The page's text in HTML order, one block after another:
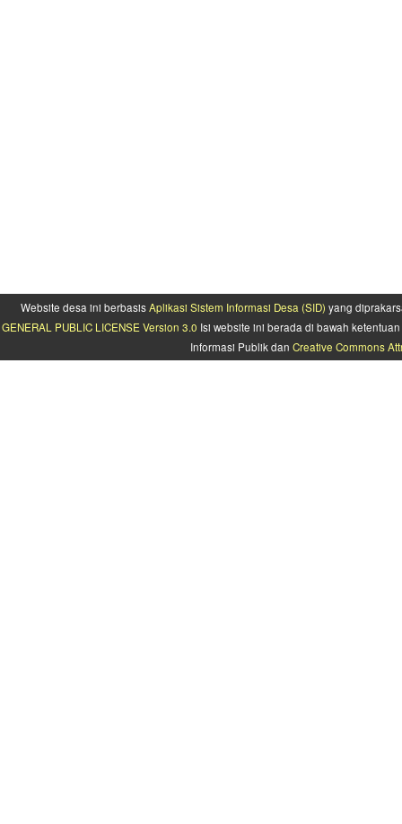
Website desa ini berbasisAplikasi Sistem Informasi Desa (SID) yang
GENERAL PUBLIC LICENSE Version 3.0 Isi website ini berada di bawah
Informasi Publik dan Creative Commons